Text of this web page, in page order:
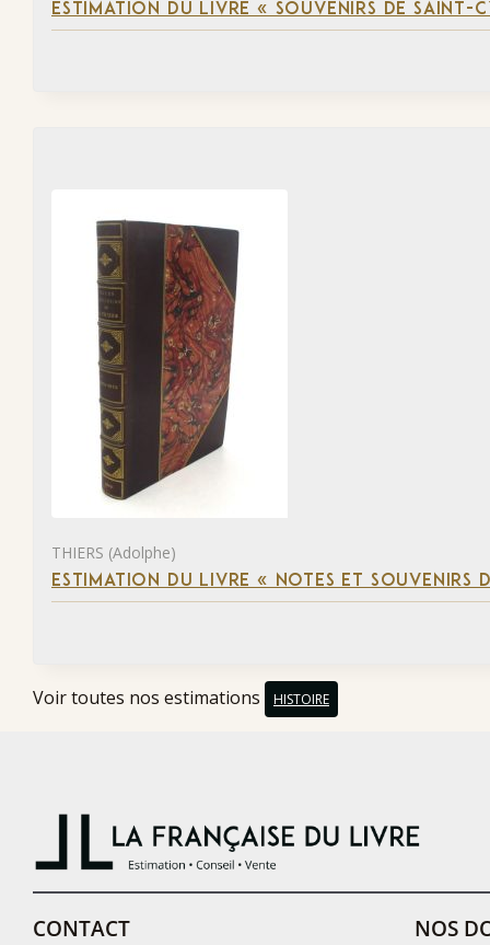
ESTIMATION DU LIVRE « SOUVENIRS DE SAINT-
THIERS (Adolphe)
ESTIMATION DU LIVRE « NOTES ET SOUVENIRS
Voir toutes nos estimations HISTOIRE
CONTACT NOS